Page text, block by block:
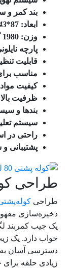
بند کمر و
ابعاد: 87*
وزن: 1980 گرم
پارچه
قابلیت
مناسب
کیفیت
ظرفیت
بند‌ها و
سیستم
راحتی در
پشتیبانی و
طراحی کوله
طراحی کوله‌پشتی 80
ذخیره‌سازی
خواب دارد. یک
دسترسی آسان به
زیادی حلقه